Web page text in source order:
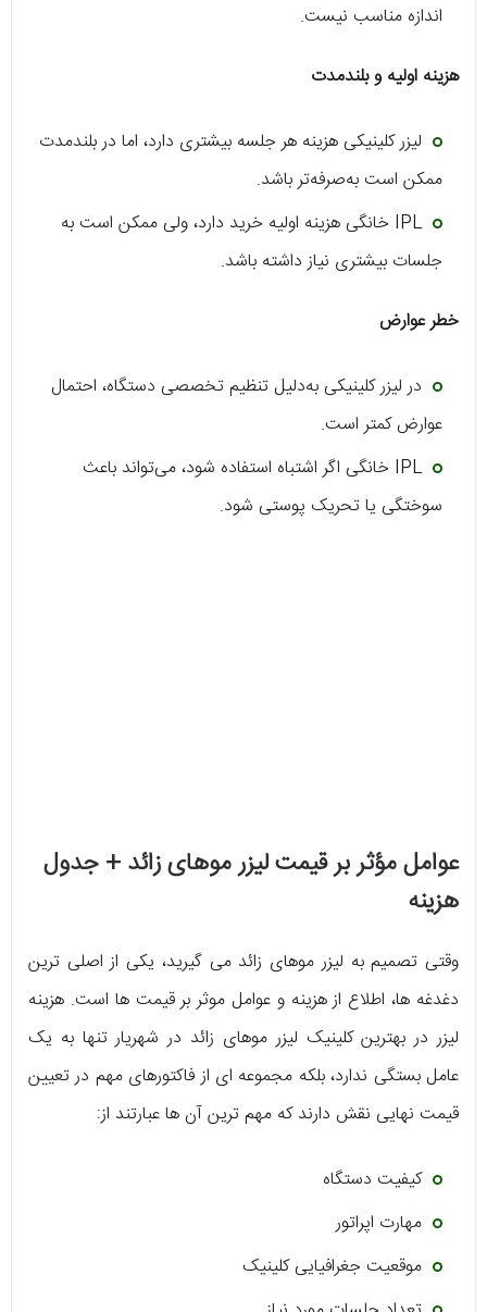
اندازه مناسب نیست.
هزینه اولیه و بلندمدت
لیزر کلینیکی هزینه هر جلسه بیشتری دارد، اما در بلندمدت
ممکن است به‌صرفه‌تر باشد.
IPL خانگی هزینه اولیه خرید دارد، ولی ممکن است به
جلسات بیشتری نیاز داشته باشد.
خطر عوارض
در لیزر کلینیکی به‌دلیل تنظیم تخصصی دستگاه، احتمال
عوارض کمتر است.
IPL خانگی اگر اشتباه استفاده شود، می‌تواند باعث
سوختگی یا تحریک پوستی شود.
عوامل مؤثر بر قیمت لیزر موهای زائد + جدول
هزینه
وقتی تصمیم به لیزر موهای زائد می گیرید، یکی از اصلی ترین
دغدغه ها، اطلاع از هزینه و عوامل موثر بر قیمت ها است. هزینه
لیزر در بهترین کلینیک لیزر موهای زائد در شهریار تنها به یک
عامل بستگی ندارد، بلکه مجموعه ای از فاکتورهای مهم در تعیین
قیمت نهایی نقش دارند که مهم ترین آن ها عبارتند از:
کیفیت دستگاه
مهارت اپراتور
موقعیت جغرافیایی کلینیک